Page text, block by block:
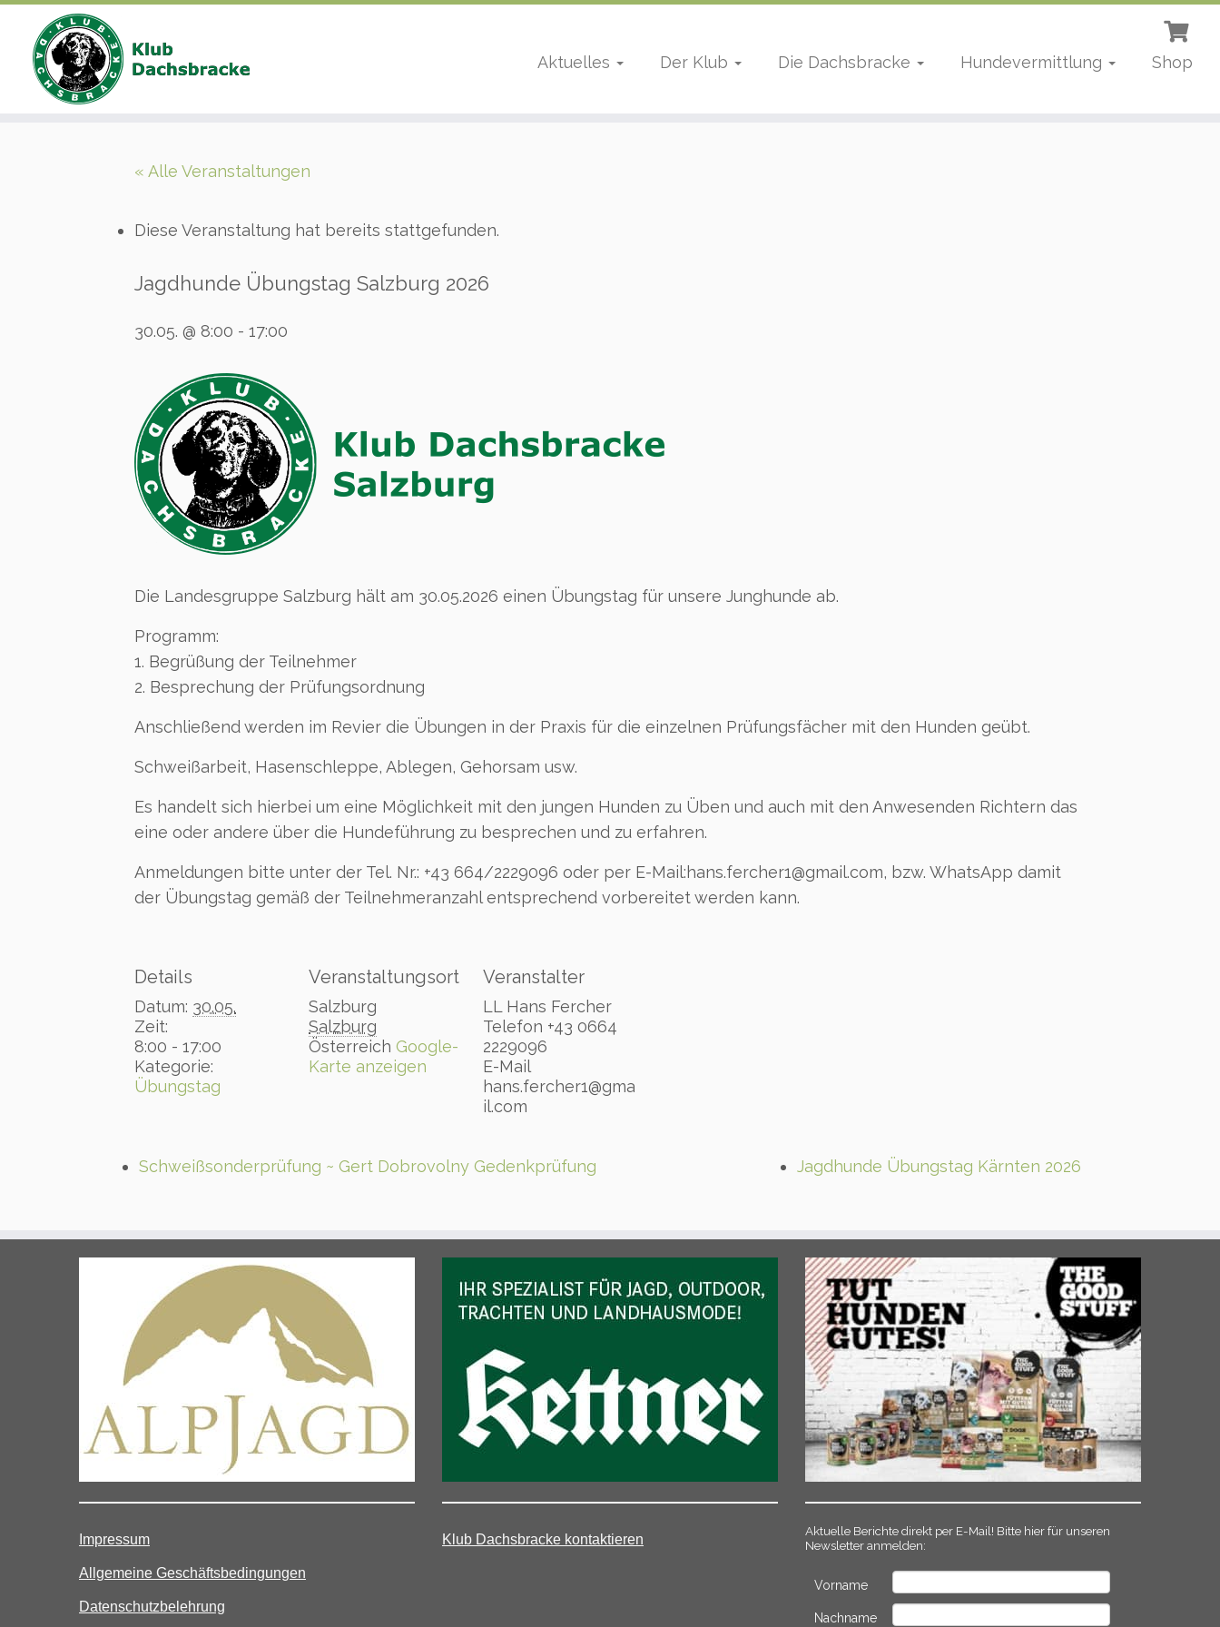
Aktuelles Der Klub Die Dachsbracke Hundevermittlung Shop
« Alle Veranstaltungen
Diese Veranstaltung hat bereits stattgefunden.
Jagdhunde Übungstag Salzburg 2026
30.05. @ 8:00 - 17:00
Die Landesgruppe Salzburg hält am 30.05.2026 einen Übungstag für unsere Junghunde ab.
Programm:
1. Begrüßung der Teilnehmer
2. Besprechung der Prüfungsordnung
Anschließend werden im Revier die Übungen in der Praxis für die einzelnen Prüfungsfächer mit den Hunden geübt.
Schweißarbeit, Hasenschleppe, Ablegen, Gehorsam usw.
Es handelt sich hierbei um eine Möglichkeit mit den jungen Hunden zu Üben und auch mit den Anwesenden Richtern das
eine oder andere über die Hundeführung zu besprechen und zu erfahren.
Anmeldungen bitte unter der Tel. Nr.: +43 664/2229096 oder per E-Mail:hans.fercher1@gmail.com, bzw. WhatsApp damit
der Übungstag gemäß der Teilnehmeranzahl entsprechend vorbereitet werden kann.
Details
Datum: 30.05.
Zeit:
8:00 - 17:00
Kategorie:
Übungstag
Veranstaltungsort
Salzburg
Salzburg
Österreich Google-
Karte anzeigen
Veranstalter
LL Hans Fercher
Telefon +43 0664
2229096
E-Mail
hans.fercher1@gma
il.com
Schweißsonderprüfung ~ Gert Dobrovolny Gedenkprüfung Jagdhunde Übungstag Kärnten 2026
Impressum
Allgemeine Geschäftsbedingungen
Datenschutzbelehrung
Klub Dachsbracke kontaktieren
Aktuelle Berichte direkt per E-Mail! Bitte hier für unseren
Newsletter anmelden:
Vorname
Nachname